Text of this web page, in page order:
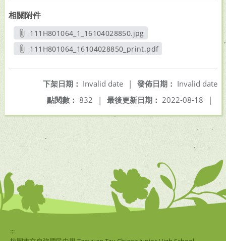
相關附件
111H801064_1_16104028850.jpg
另開新視窗
111H801064_16104028850_print.pdf
發佈日期： Invalid date
下架日期： Invalid date
|
最後更新日期： 2022-08-18 |
點閱數： 832 |
:::